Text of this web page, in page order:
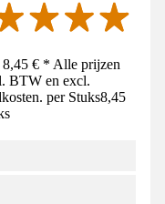
€ * Alle prijzen
BTW en excl.
per Stuks8,45